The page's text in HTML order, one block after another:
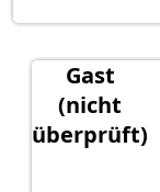
Gast
(nicht
überprüft)